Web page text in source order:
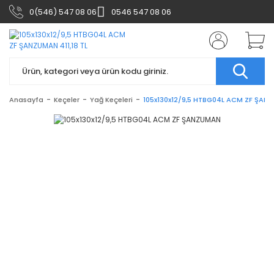
0(546) 547 08 06 0546 547 08 06
Anasayfa Keçeler Yağ Keçeleri 105x130x12/9,5 HTBG04L ACM ZF